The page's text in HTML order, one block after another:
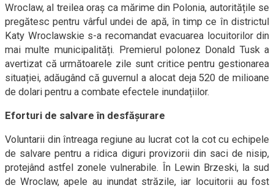
Wroclaw, al treilea oraș ca mărime din Polonia, autoritățile se
pregătesc pentru vârful undei de apă, în timp ce în districtul
Katy Wroclawskie s-a recomandat evacuarea locuitorilor din
mai multe municipalități. Premierul polonez Donald Tusk a
avertizat că următoarele zile sunt critice pentru gestionarea
situației, adăugând că guvernul a alocat deja 520 de milioane
de dolari pentru a combate efectele inundațiilor.
Eforturi de salvare în desfășurare
Voluntarii din întreaga regiune au lucrat cot la cot cu echipele
de salvare pentru a ridica diguri provizorii din saci de nisip,
protejând astfel zonele vulnerabile. În Lewin Brzeski, la sud
de Wroclaw, apele au inundat străzile, iar locuitorii au fost